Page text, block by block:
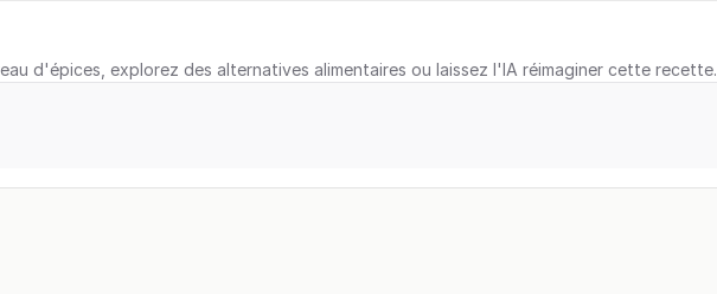
d'épices, explorez des alternatives alimentaires ou laissez l'IA réimaginer cette recette.